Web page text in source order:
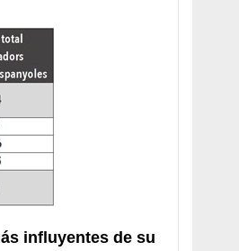
influyentes de su